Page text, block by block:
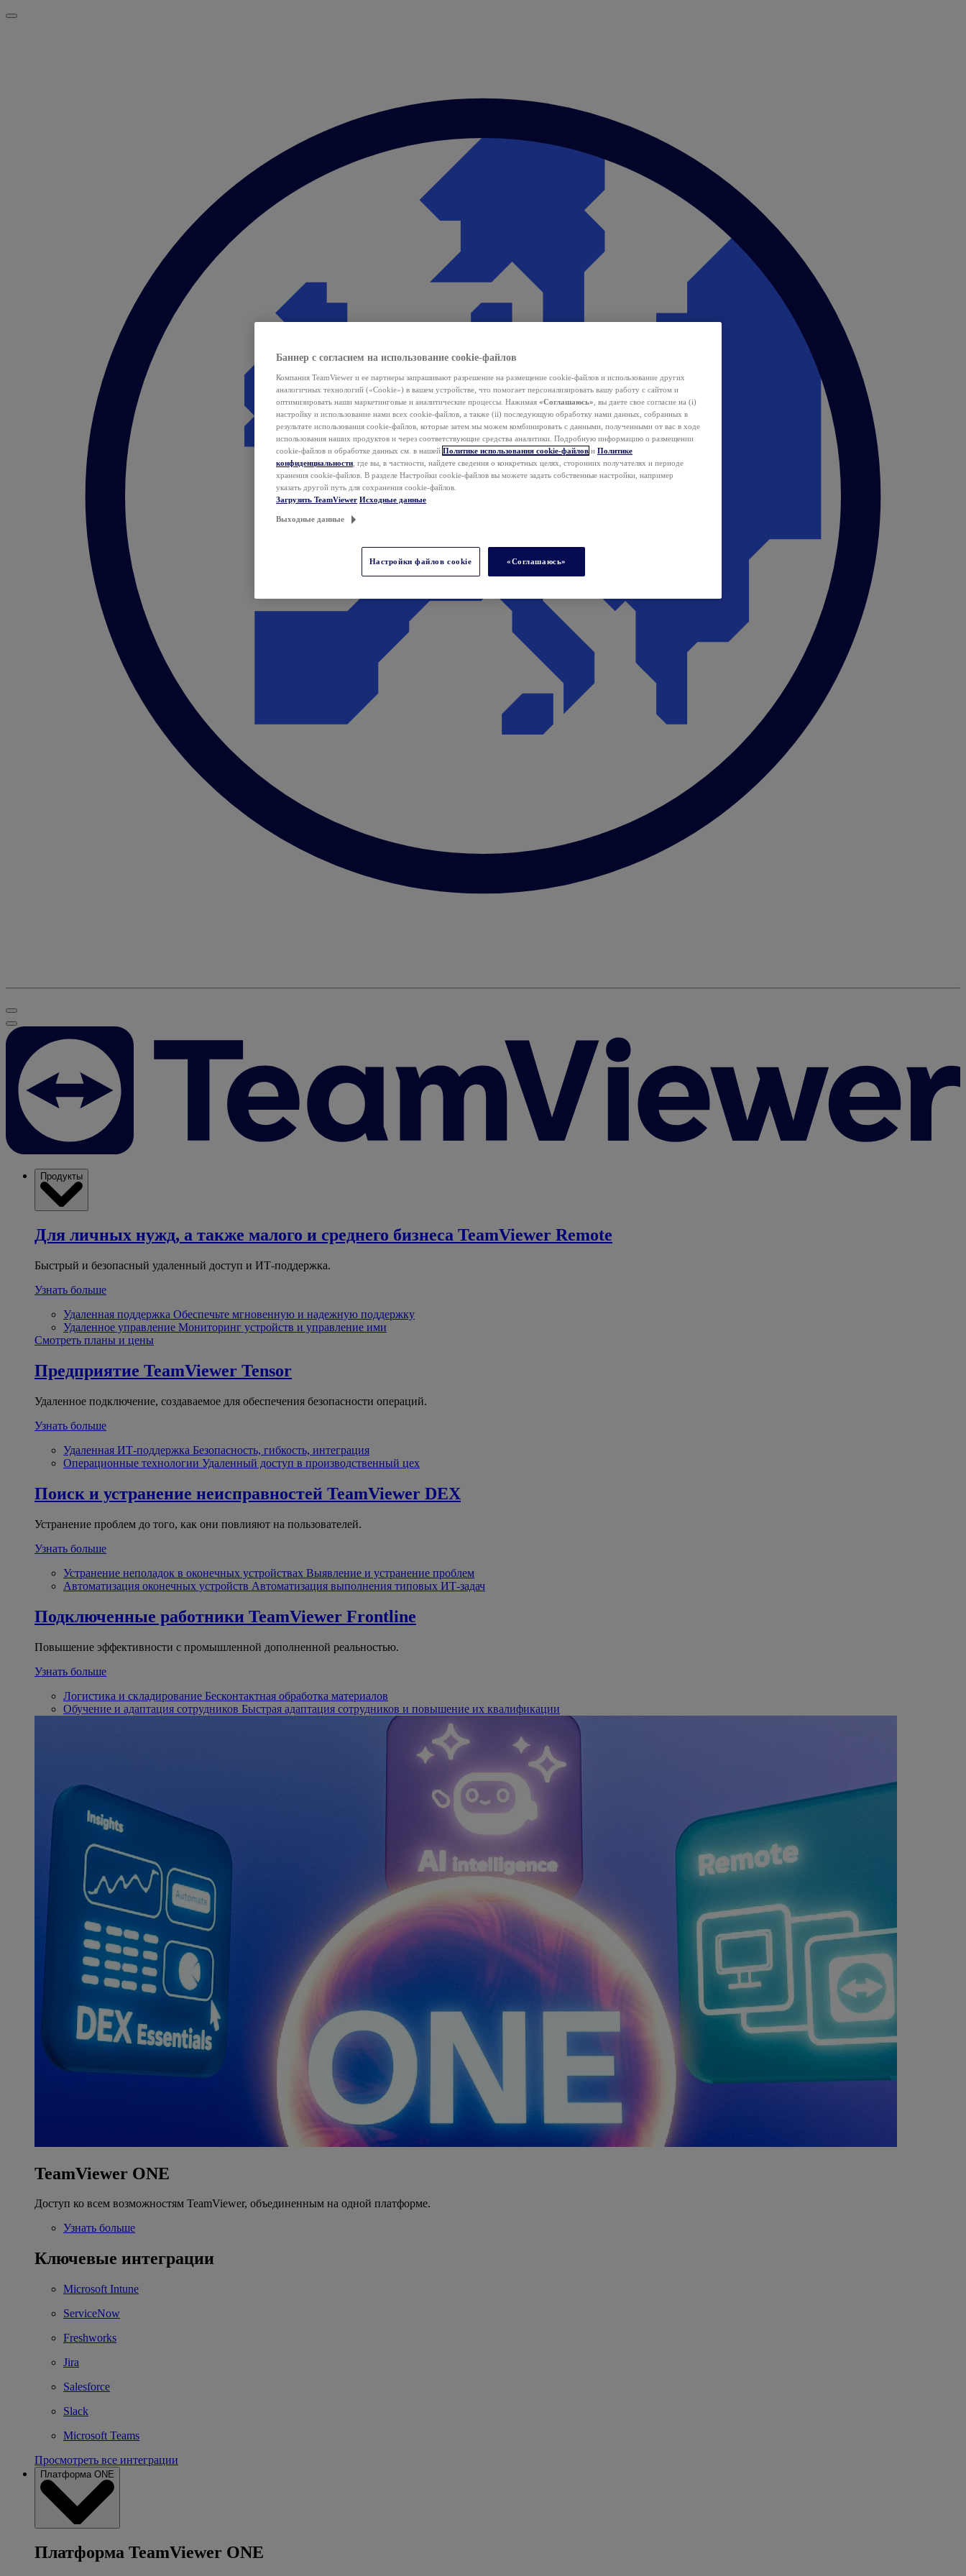
Продукты
Для личных нужд, а также малого и среднего бизнеса TeamViewer Remote
Быстрый и безопасный удаленный доступ и ИТ-поддержка.
Узнать больше
Удаленная поддержка Обеспечьте мгновенную и надежную поддержку
Удаленное управление Мониторинг устройств и управление ими
Смотреть планы и цены
Предприятие TeamViewer Tensor
Удаленное подключение, создаваемое для обеспечения безопасности операций.
Узнать больше
Удаленная ИТ-поддержка Безопасность, гибкость, интеграция
Операционные технологии Удаленный доступ в производственный цех
Поиск и устранение неисправностей TeamViewer DEX
Устранение проблем до того, как они повлияют на пользователей.
Узнать больше
Устранение неполадок в оконечных устройствах Выявление и устранение проблем
Автоматизация оконечных устройств Автоматизация выполнения типовых ИТ-задач
Подключенные работники TeamViewer Frontline
Повышение эффективности с промышленной дополненной реальностью.
Узнать больше
Логистика и складирование Бесконтактная обработка материалов
Обучение и адаптация сотрудников Быстрая адаптация сотрудников и повышение их квалификации
TeamViewer ONE
Доступ ко всем возможностям TeamViewer, объединенным на одной платформе.
Узнать больше
Ключевые интеграции
Microsoft Intune
ServiceNow
Freshworks
Jira
Salesforce
Slack
Microsoft Teams
Просмотреть все интеграции
Платформа ONE
Платформа TeamViewer ONE
Баннер с согласием на использование cookie-файлов
Компания TeamViewer и ее партнеры запрашивают разрешение на размещение cookie-файлов и использование других
аналогичных технологий («Cookie») в вашем устройстве, что помогает персонализировать вашу работу с сайтом и
оптимизировать наши маркетинговые и аналитические процессы. Нажимая «Соглашаюсь» , вы даете свое согласие на (i)
настройку и использование нами всех cookie-файлов, а также (ii) последующую обработку нами данных, собранных в
результате использования cookie-файлов, которые затем мы можем комбинировать с данными, полученными от вас в ходе
использования наших продуктов и через соответствующие средства аналитики. Подробную информацию о размещении
cookie-файлов и обработке данных см. в нашей Политике использования cookie-файлов и Политике
конфиденциальности , где вы, в частности, найдете сведения о конкретных целях, сторонних получателях и периоде
хранения cookie-файлов. В разделе Настройки cookie-файлов вы можете задать собственные настройки, например
указать другой путь для сохранения cookie-файлов.
Загрузить TeamViewer Исходные данные
Выходные данные
Настройки файлов cookie «Соглашаюсь»